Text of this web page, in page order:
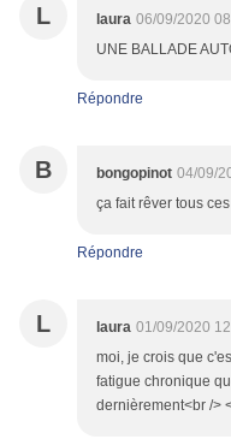
L laura 06/09/2020
UNE BALLADE
Répondre
B bongopinot 04/09/
ça fait rêver tous
Répondre
L laura 01/09/2020
moi, je crois que
fatigue chronique
dernièrement<br />